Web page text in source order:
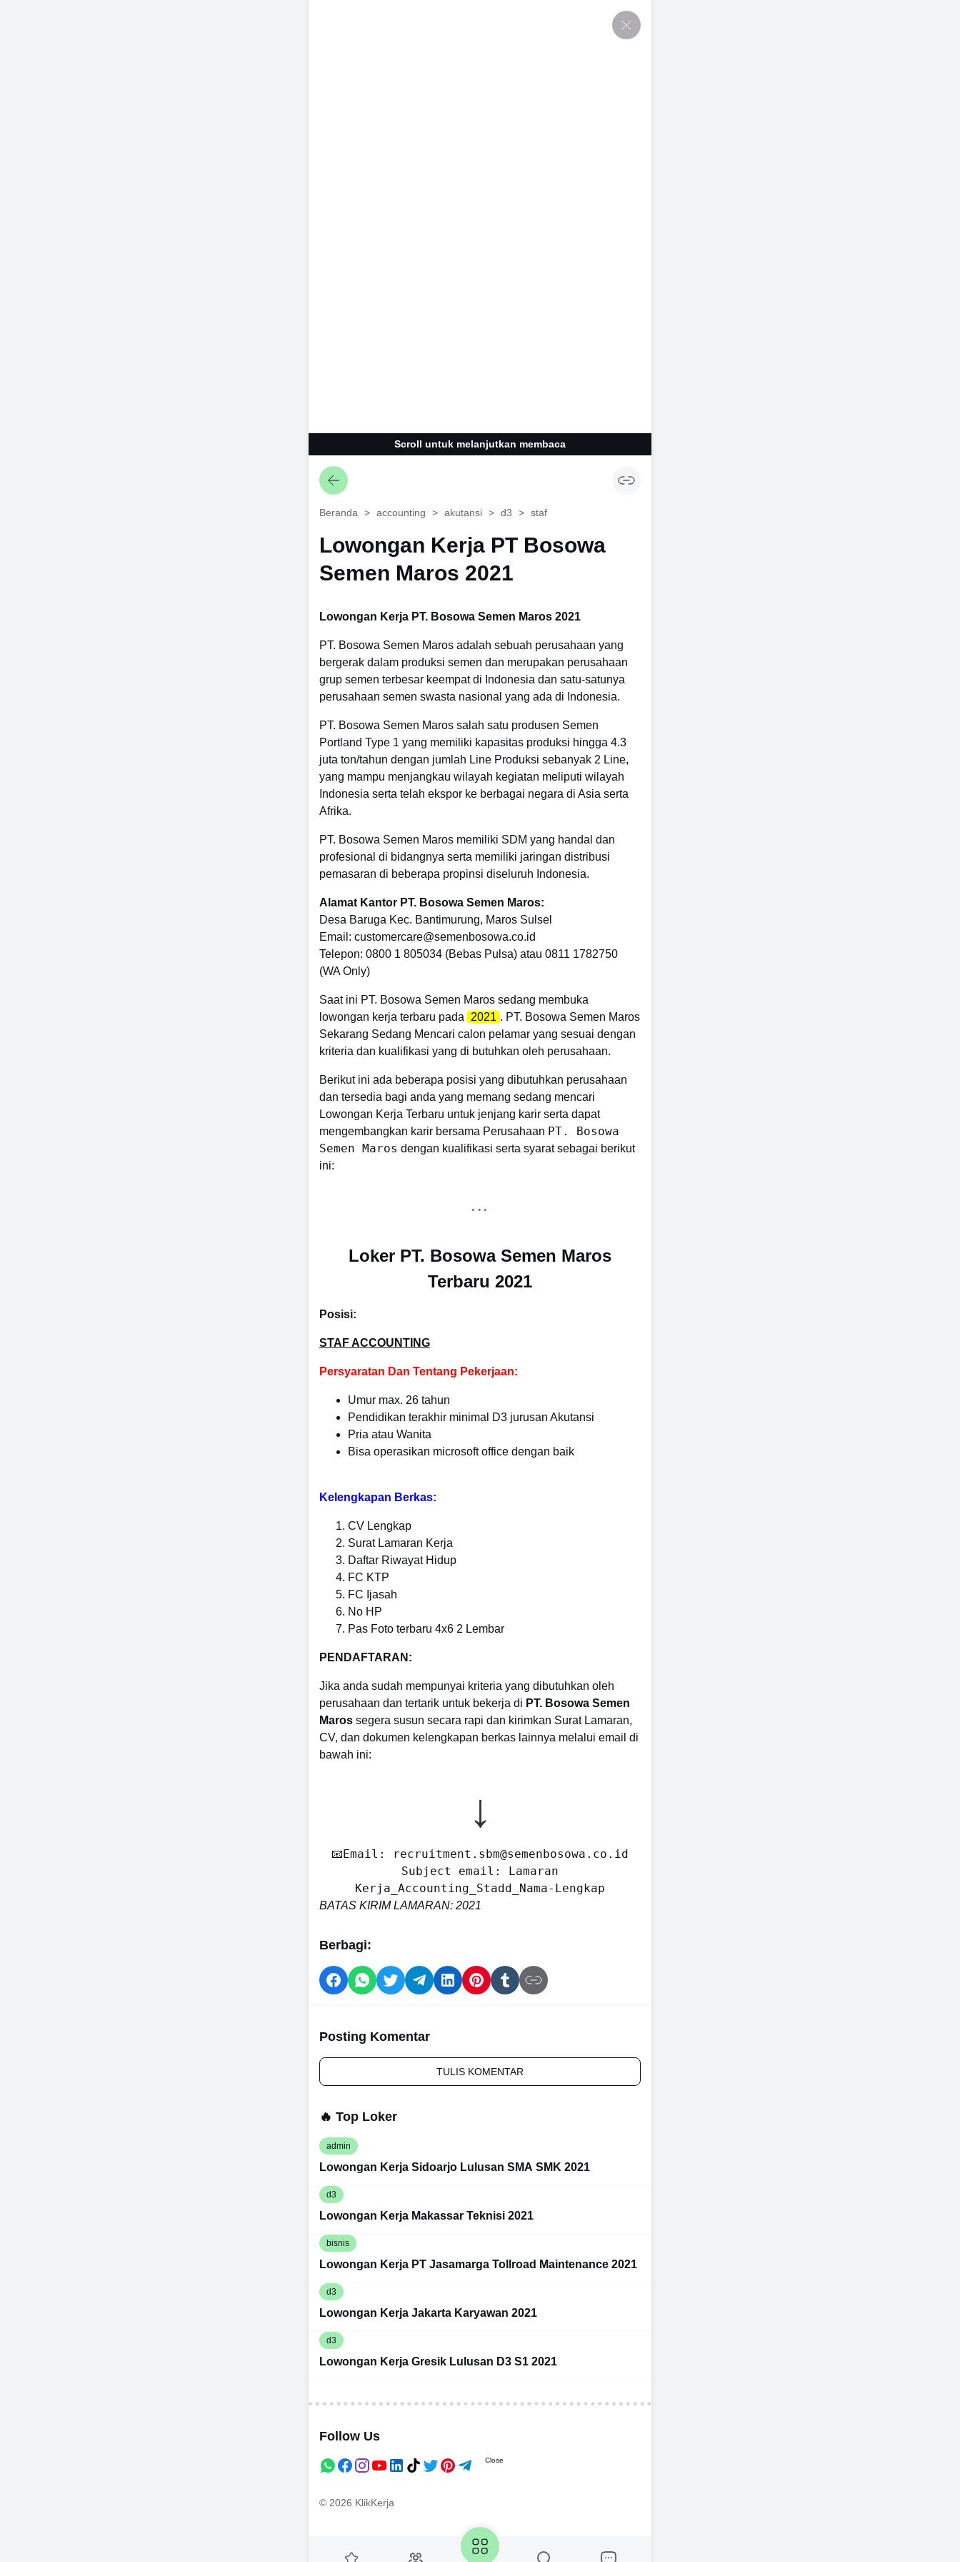
Scroll untuk melanjutkan membaca
Beranda accounting akutansi d3 staf
Lowongan Kerja PT Bosowa
Semen Maros 2021
Lowongan Kerja PT. Bosowa Semen Maros 2021
PT. Bosowa Semen Maros adalah sebuah perusahaan yang
bergerak dalam produksi semen dan merupakan perusahaan
grup semen terbesar keempat di Indonesia dan satu-satunya
perusahaan semen swasta nasional yang ada di Indonesia.
PT. Bosowa Semen Maros salah satu produsen Semen
Portland Type 1 yang memiliki kapasitas produksi hingga 4.3
juta ton/tahun dengan jumlah Line Produksi sebanyak 2 Line,
yang mampu menjangkau wilayah kegiatan meliputi wilayah
Indonesia serta telah ekspor ke berbagai negara di Asia serta
Afrika.
PT. Bosowa Semen Maros memiliki SDM yang handal dan
profesional di bidangnya serta memiliki jaringan distribusi
pemasaran di beberapa propinsi diseluruh Indonesia.
Alamat Kantor PT. Bosowa Semen Maros:
Desa Baruga Kec. Bantimurung, Maros Sulsel
Email: customercare@semenbosowa.co.id
Telepon: 0800 1 805034 (Bebas Pulsa) atau 0811 1782750
(WA Only)
Saat ini PT. Bosowa Semen Maros sedang membuka
lowongan kerja terbaru pada
2021 . PT. Bosowa Semen Maros
Sekarang Sedang Mencari calon pelamar yang sesuai dengan
kriteria dan kualifikasi yang di butuhkan oleh perusahaan.
Berikut ini ada beberapa posisi yang dibutuhkan perusahaan
dan tersedia bagi anda yang memang sedang mencari
Lowongan Kerja Terbaru untuk jenjang karir serta dapat
mengembangkan karir bersama Perusahaan PT. Bosowa
Semen Maros dengan kualifikasi serta syarat sebagai berikut
ini:
Loker PT. Bosowa Semen Maros
Terbaru 2021
Posisi:
STAF ACCOUNTING
Persyaratan Dan Tentang Pekerjaan:
Umur max. 26 tahun
Pendidikan terakhir minimal D3 jurusan Akutansi
Pria atau Wanita
Bisa operasikan microsoft office dengan baik
Kelengkapan Berkas:
CV Lengkap
Surat Lamaran Kerja
Daftar Riwayat Hidup
FC KTP
FC Ijasah
No HP
Pas Foto terbaru 4x6 2 Lembar
PENDAFTARAN:
Jika anda sudah mempunyai kriteria yang dibutuhkan oleh
perusahaan dan tertarik untuk bekerja di PT. Bosowa Semen
Maros segera susun secara rapi dan kirimkan Surat Lamaran,
CV, dan dokumen kelengkapan berkas lainnya melalui email di
bawah ini:
↓
📧Email: recruitment.sbm@semenbosowa.co.id
Subject email: Lamaran
Kerja_Accounting_Stadd_Nama-Lengkap
BATAS KIRIM LAMARAN: 2021
Berbagi:
Posting Komentar
TULIS KOMENTAR
🔥 Top Loker
admin
Lowongan Kerja Sidoarjo Lulusan SMA SMK 2021
d3
Lowongan Kerja Makassar Teknisi 2021
bisnis
Lowongan Kerja PT Jasamarga Tollroad Maintenance 2021
d3
Lowongan Kerja Jakarta Karyawan 2021
d3
Lowongan Kerja Gresik Lulusan D3 S1 2021
Follow Us
© 2026 KlikKerja
Close